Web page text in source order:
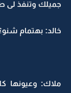
جميلك وتنفذ لى
خالد: بهتمام
ملاك: وعيونها